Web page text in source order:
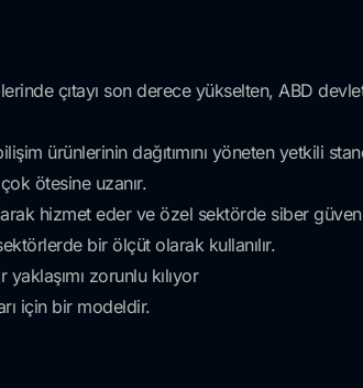
çıtayı son derece yükselten, ABD
ürünlerinin dağıtımını yöneten yetkili
ötesine uzanır.
hizmet eder ve özel sektörde siber
bir ölçüt olarak kullanılır.
zorunlu kılıyor
için bir modeldir.